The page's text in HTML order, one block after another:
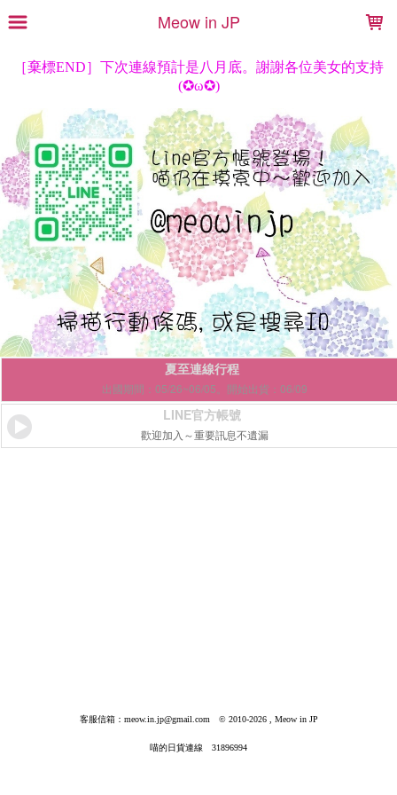
Meow in JP
夏至連線行程
出國期間：05/26~06/05。開始出貨：06/09
LINE官方帳號
歡迎加入～重要訊息不遺漏